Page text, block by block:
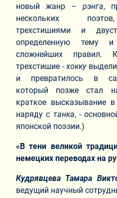
новый жанр – рэнга,
нескольких
трехстишиями и
определенную тему
сложнейших
трехстишие -хокку
и превратилось в
который позже стал
краткое высказывание
наряду с танка, -
японской поэзии.)
«В тени великой
немецких переводах на
Кудрявцева Тамара
ведущий научный